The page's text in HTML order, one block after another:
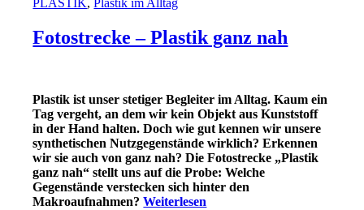
PLASTIK,Plastik im Alltag
Fotostrecke – Plastik ganz nah
Plastik istunserstetiger Begleiter im Alltag. Kaum ein
Tag vergeht, an dem wir kein Objekt aus Kunststoff
in der Hand halten.Doch wie gut kennen wir unsere
synthetischen Nutzgegenstände wirklich? Erkennen
wir sie auch von ganz nah?Die Fotostrecke „Plastik
ganz nah“ stellt uns auf die Probe: Welche
Gegenstände verstecken sich hinter den
Makroaufnahmen? Weiterlesen